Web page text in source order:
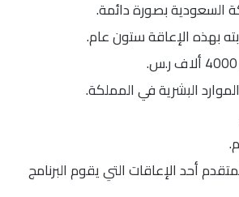
السعودية بصورة دائمة.
بهذه الإعاقة ستون عام.
البشرية في المملكة.
أحد الإعاقات التي يقوم البرنامج